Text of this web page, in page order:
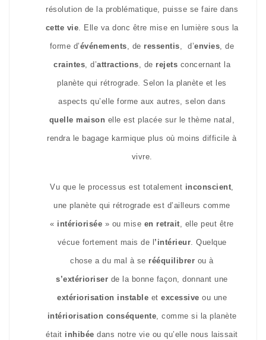
résolution de la problématique, puisse se faire dans
cette vie. Elle va donc être mise en lumière sous la
forme d’événements, de ressentis, d’envies, de
craintes, d’attractions, de rejets concernant la
planète qui rétrograde. Selon la planète et les
aspects qu’elle forme aux autres, selon dans
quelle maison elle est placée sur le thème natal,
rendra le bagage karmique plus où moins difficile à
vivre.
Vu que le processus est totalement inconscient,
une planète qui rétrograde est d’ailleurs comme
« intériorisée » ou mise en retrait, elle peut être
vécue fortement mais de l ’intérieur. Quelque
chose a du mal à se rééquilibrer ou à
s’extérioriser de la bonne façon, donnant une
extériorisation instable et excessive ou une
intériorisation conséquente, comme si la planète
était inhibée dans notre vie ou qu’elle nous laissait